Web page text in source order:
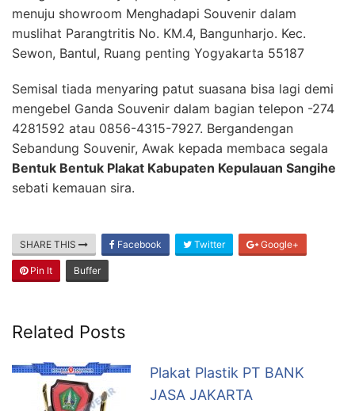
menuju showroom Menghadapi Souvenir dalam
muslihat Parangtritis No. KM.4, Bangunharjo. Kec.
Sewon, Bantul, Ruang penting Yogyakarta 55187
Semisal tiada menyaring patut suasana bisa lagi demi
mengebel Ganda Souvenir dalam bagian telepon -274
4281592 atau 0856-4315-7927. Bergandengan
Sebandung Souvenir, Awak kepada membaca segala
Bentuk Bentuk Plakat Kabupaten Kepulauan Sangihe
sebati kemauan sira.
SHARE THIS Facebook Twitter Google+
Pin It Buffer
Related Posts
Plakat Plastik PT BANK
JASA JAKARTA